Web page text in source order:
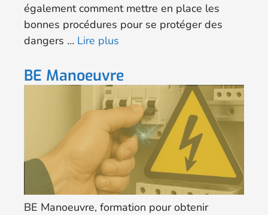
également comment mettre en place les
bonnes procédures pour se protéger des
dangers … Lire plus
BE Manoeuvre
BE Manoeuvre, formation pour obtenir